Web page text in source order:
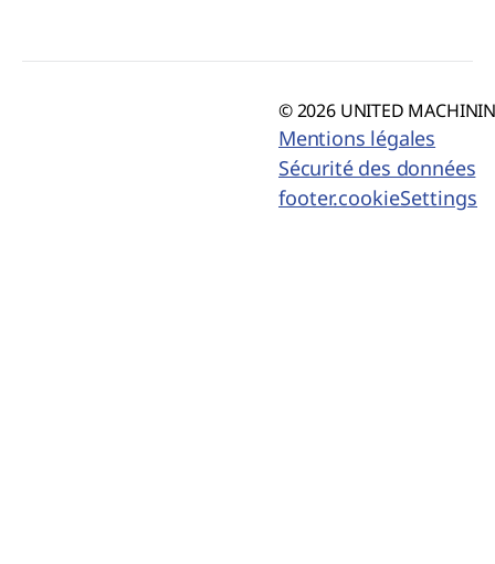
© 2026 UNITED
Mentions légales
Sécurité des données
footer.cookieSettings